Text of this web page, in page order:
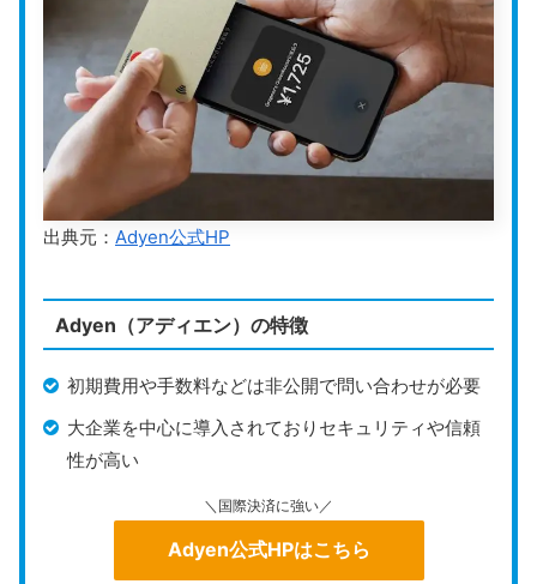
15分で利用を始められるスピード感も魅力です。入金先
に三井住友銀行の口座を指定すれば、振込手数料もかか
らず、コストを抑えて運用できます。
シンプルで始めやすいため、決済サービス
の中でも選びやすい1つといえるでしょ
う。
stera tap公式HPはこちら
出典元： Adyen公式HP
Adyen（アディエン）の特徴
初期費用や手数料などは非公開で問い合わせが必要
大企業を中心に導入されておりセキュリティや信頼
性が高い
＼国際決済に強い／
Adyen公式HPはこちら